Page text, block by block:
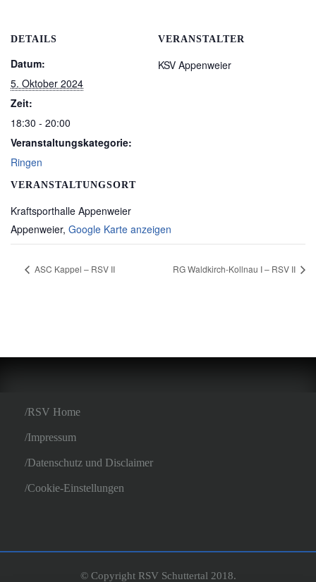
DETAILS
Datum:
5. Oktober 2024
Zeit:
18:30 - 20:00
Veranstaltungskategorie:
Ringen
VERANSTALTUNGSORT
Kraftsporthalle Appenweier
Appenweier, Google Karte anzeigen
VERANSTALTER
KSV Appenweier
ASC Kappel – RSV II RG Waldkirch-Kollnau I – RSV II
RSV Home
Impressum
Datenschutz und Disclaimer
Cookie-Einstellungen
© Copyright RSV Schuttertal 2018.